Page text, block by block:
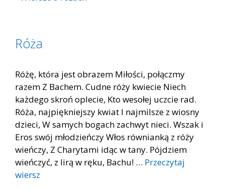
Róża
Różę, która jest obrazem Miłości, połączmy
razem Z Bachem. Cudne róży kwiecie Niech
każdego skroń oplecie, Kto wesołej uczcie rad.
Róża, najpiękniejszy kwiat I najmilsze z wiosny
dzieci, W samych bogach zachwyt nieci. Wszak i
Eros swój młodzieńczy Włos równianką z róży
wieńczy, Z Charytami idąc w tany. Pójdziem
wieńczyć, z lirą w ręku, Bachu! … Przeczytaj
wiersz